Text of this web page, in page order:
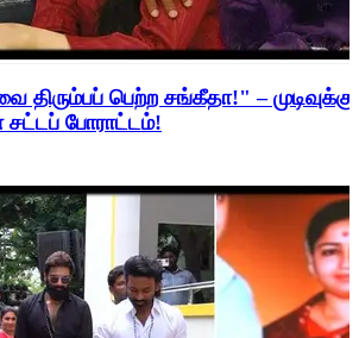
திரும்பப் பெற்ற சங்கீதா!" –
போராட்டம்!